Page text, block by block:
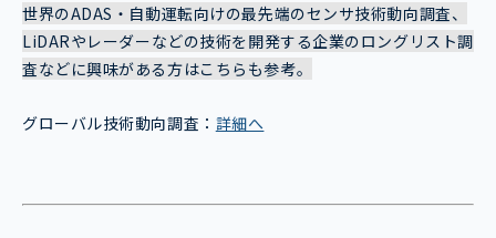
世界のADAS・自動運転向けの最先端のセンサ技術動向調査、
LiDARやレーダーなどの技術を開発する企業のロングリスト調
査などに興味がある方はこちらも参考。
グローバル技術動向調査： 詳細へ